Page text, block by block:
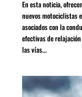
En esta noticia,
nuevos motociclistas
asociados con la
efectivas de
las vías...